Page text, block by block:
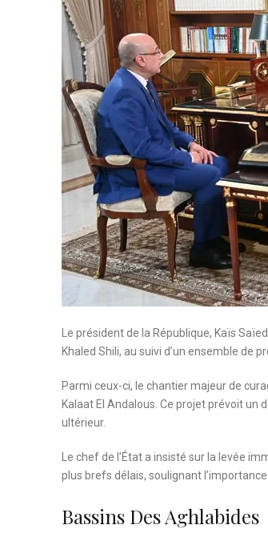
Le président de la République, Kaïs
Khaled Shili, au suivi d’un ensemble de
Parmi ceux-ci, le chantier majeur de
Kalaat El Andalous. Ce projet prévoit un
ultérieur.
Le chef de l’État a insisté sur la levée
plus brefs délais, soulignant
Bassins Des Aghlabides